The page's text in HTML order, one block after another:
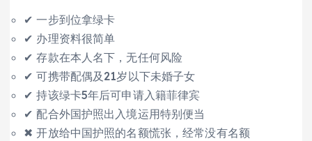
✔ 一步到位拿绿卡
✔ 办理资料很简单
✔ 存款在本人名下，无任何风险
✔ 可携带配偶及21岁以下未婚子女
✔ 持该绿卡5年后可申请入籍菲律宾
✔ 配合外国护照出入境运用特别便当
✖ 开放给中国护照的名额慌张，经常没有名额